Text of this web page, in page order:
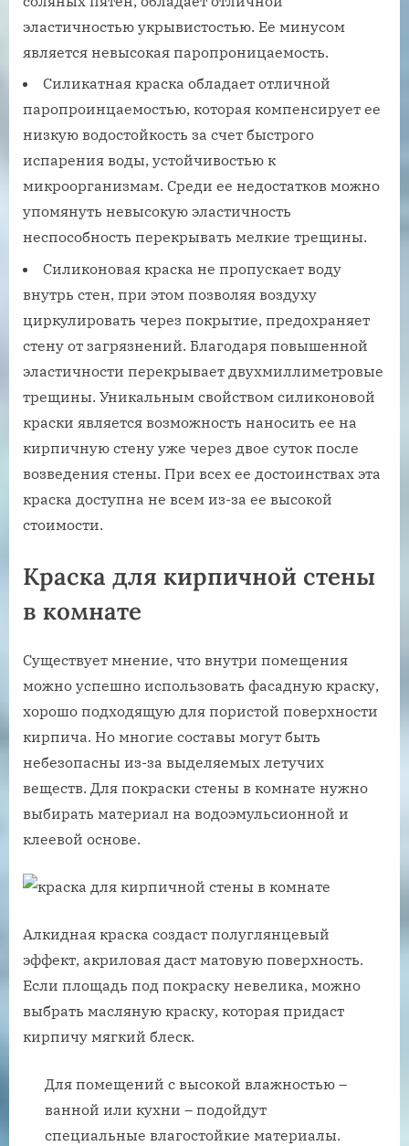
эластичностью укрывистостью. Ее минусом
является невысокая паропроницаемость.
Силикатная краска обладает отличной
паропроинцаемостью, которая компенсирует ее
низкую водостойкость за счет быстрого
испарения воды, устойчивостью к
микроорганизмам. Среди ее недостатков можно
упомянуть невысокую эластичность
неспособность перекрывать мелкие трещины.
Силиконовая краска не пропускает воду
внутрь стен, при этом позволяя воздуху
циркулировать через покрытие, предохраняет
стену от загрязнений. Благодаря повышенной
эластичности перекрывает двухмиллиметровые
трещины. Уникальным свойством силиконовой
краски является возможность наносить ее на
кирпичную стену уже через двое суток после
возведения стены. При всех ее достоинствах эта
краска доступна не всем из-за ее высокой
стоимости.
Краска для кирпичной стены
в комнате
Существует мнение, что внутри помещения
можно успешно использовать фасадную краску,
хорошо подходящую для пористой поверхности
кирпича. Но многие составы могут быть
небезопасны из-за выделяемых летучих
веществ. Для покраски стены в комнате нужно
выбирать материал на водоэмульсионной и
клеевой основе.
Алкидная краска создаст полуглянцевый
эффект, акриловая даст матовую поверхность.
Если площадь под покраску невелика, можно
выбрать масляную краску, которая придаст
кирпичу мягкий блеск.
Для помещений с высокой влажностью –
ванной или кухни – подойдут
специальные влагостойкие материалы.